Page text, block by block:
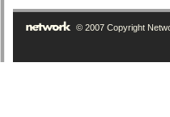
© 2007 Copyright